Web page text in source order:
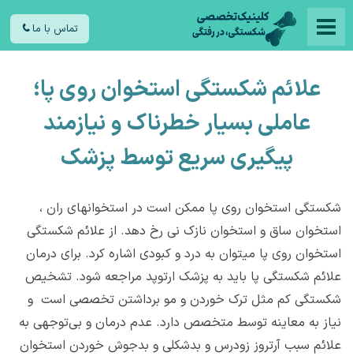
تماس با ما
علائم شکستگی استخوان روی پا؛
عاملی بسیار خطرناک و نیازمند
پیگیری سریع توسط پزشک
شکستگی استخوان روی پا ممکن است در استخوانهای ران ،
استخوان ساق و استخوان نازک نی رخ دهد. از علائم شکستگی
استخوان روی پا میتوان به درد و کبودی اشاره کرد. برای درمان
علائم شکستگی پا باید به پزشک ارتوپد مراجعه شود. تشخیص
شکستگی‌ کم مثل ترک خوردن و مو برداشتن تخصصی است و
نیاز به معاینه توسط متخصص دارد. عدم درمان و بی‌توجهی به
علائم سبب آرتروز زودرس و بدشکلی و بدجوش خوردن استخوان